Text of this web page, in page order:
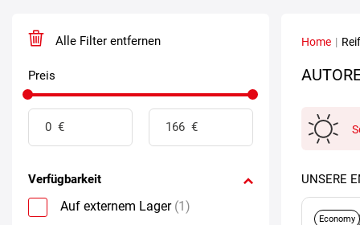
Alle Filter entfernen
Preis
Verfügbarkeit
Auf externem Lager (1)
Home |
UNSERE
Economy